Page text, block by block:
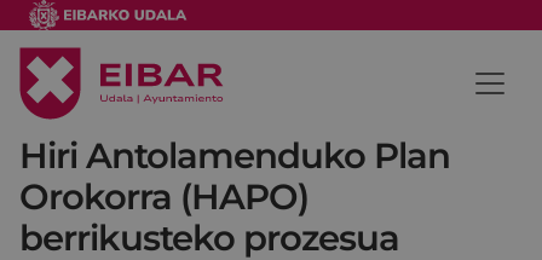
Hiri Antolamenduko Plan
Orokorra (HAPO)
berrikusteko prozesua